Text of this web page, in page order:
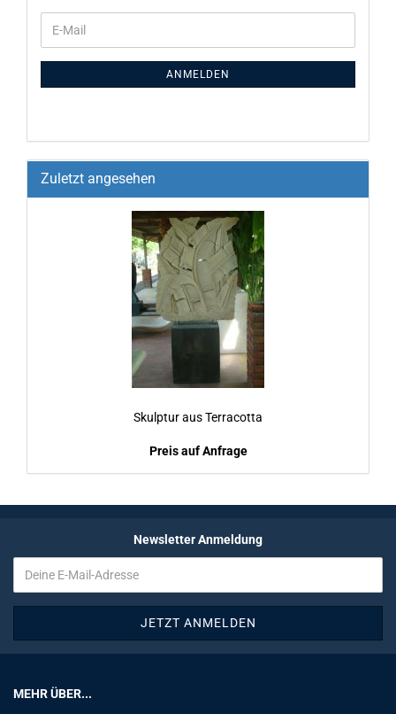
ANMELDEN
Zuletzt angesehen
Skulp­tur aus Ter­ra­cot­ta
Preis auf Anfrage
Newsletter Anmeldung
MEHR ÜBER...